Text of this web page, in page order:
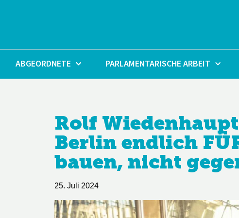
ABGEORDNETE PARLAMENTARISCHE ARBEIT
Rolf
Berlin endlich
bauen, nicht
25. Juli 2024